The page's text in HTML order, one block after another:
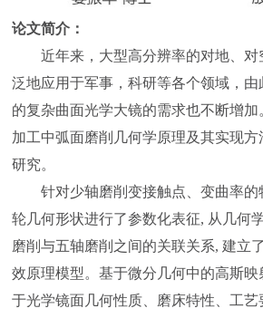
论文简介：
近年来，大型高分辨率的对地、
泛地应用于军事，科研等各个领域，
的复杂曲面光学大镜的需求也不断增
加工中弧面磨削几何学原理及其实现
研究。
针对少轴磨削变接触点、变曲率
轮几何形状进行了参数化表征, 从几何
磨削与五轴磨削之间的关联关系, 建立
效原理模型。基于微分几何中的高斯
于光学镜面几何性质、磨床特性、工